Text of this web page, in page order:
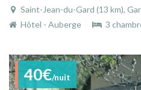
Saint-Jean-du-Gard (13 km), Gard,
Hôtel - Auberge
3
40€/nuit